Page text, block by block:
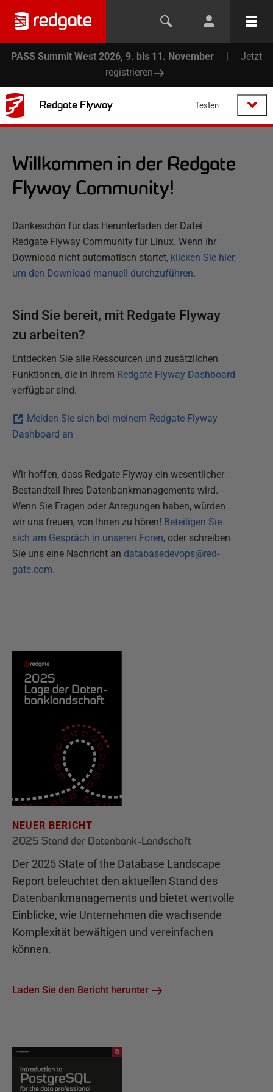
PASS Summit West 2026, 9. bis 11. November |
Jetzt
registrieren
Redgate Flyway Testen
Willkommen in der Redgate
Flyway Community!
Dankeschön für das Herunterladen der Datei
Redgate Flyway Community für Linux. Wenn Ihr
Download nicht automatisch startet, klicken Sie hier,
um den Download manuell durchzuführen.
Sind Sie bereit, mit Redgate Flyway
zu arbeiten?
Entdecken Sie alle Ressourcen und zusätzlichen
Funktionen, die in Ihrem Redgate Flyway Dashboard
verfügbar sind.
Melden Sie sich bei meinem Redgate Flyway
Dashboard an
Wir hoffen, dass Redgate Flyway ein wesentlicher
Bestandteil Ihres Datenbankmanagements wird.
Wenn Sie Fragen oder Anregungen haben, würden
wir uns freuen, von Ihnen zu hören! Beteiligen Sie
sich am Gespräch in unseren Foren, oder schreiben
Sie uns eine Nachricht an databasedevops@red-
gate.com.
NEUER BERICHT
2025 Stand der Datenbank-Landschaft
Der 2025 State of the Database Landscape
Report beleuchtet den aktuellen Stand des
Datenbankmanagements und bietet wertvolle
Einblicke, wie Unternehmen die wachsende
Komplexität bewältigen und vereinfachen
können.
Laden Sie den Bericht herunter